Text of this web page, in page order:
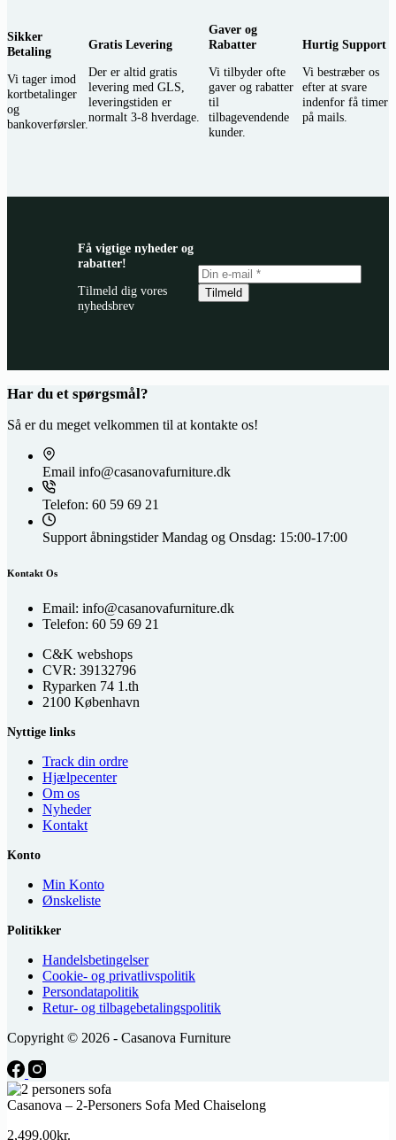
Sikker
Betaling
Vi tager imod
kortbetalinger
og
bankoverførsler.
Gratis Levering
Der er altid gratis
levering med GLS,
leveringstiden er
normalt 3-8 hverdage.
Gaver og
Rabatter
Vi tilbyder ofte
gaver og rabatter
til
tilbagevendende
kunder.
Hurtig Support
Vi bestræber os
efter at svare
indenfor få timer
på mails.
Få vigtige nyheder og
rabatter!
Tilmeld dig vores
nyhedsbrev
Tilmeld
Har du et spørgsmål?
Så er du meget velkommen til at kontakte os!
Email info@casanovafurniture.dk
Telefon: 60 59 69 21
Support åbningstiderMandag og Onsdag: 15:00-17:00
Kontakt Os
Email: info@casanovafurniture.dk
Telefon: 60 59 69 21
C&K webshops
CVR: 39132796
Ryparken 74 1.th
2100 København
Nyttige links
Track din ordre
Hjælpecenter
Om os
Nyheder
Kontakt
Konto
Min Konto
Ønskeliste
Politikker
Handelsbetingelser
Cookie- og privatlivspolitik
Persondatapolitik
Retur- og tilbagebetalingspolitik
Copyright © 2026 - Casanova Furniture
Casanova – 2-Personers Sofa Med Chaiselong
2,499.00kr.